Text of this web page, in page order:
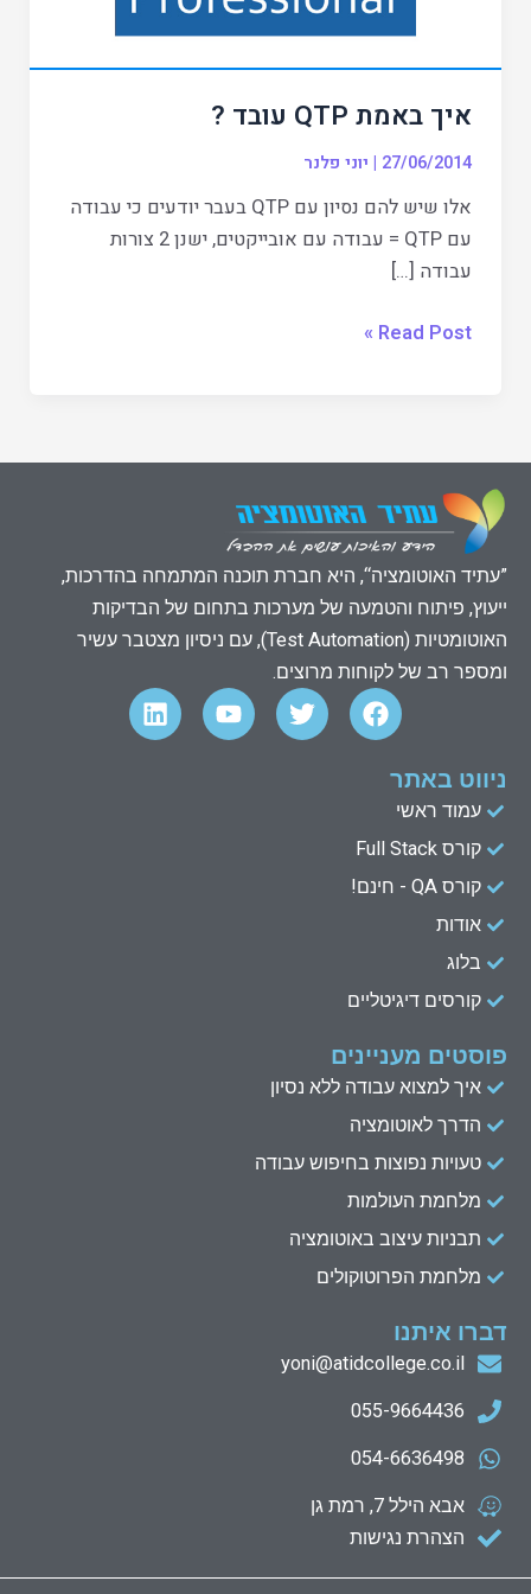
איך באמת QTP עובד ?
27/06/2014
| יוני פלנר
אלו שיש להם נסיון עם QTP בעבר יודעים כי עבודה
עם QTP = עבודה עם אובייקטים, ישנן 2 צורות
עבודה […]
Read Post »
”עתיד האוטומציה“, היא חברת תוכנה המתמחה בהדרכות,
ייעוץ, פיתוח והטמעה של מערכות בתחום של הבדיקות
האוטומטיות (Test Automation), עם ניסיון מצטבר עשיר
ומספר רב של לקוחות מרוצים.
F
a
c
o
k
T
w
i
Y
o
u
L
i
n
ניווט באתר
עמוד ראשי
קורס Full Stack
קורס QA - חינם!
אודות
בלוג
קורסים דיגיטליים
פוסטים מעניינים
איך למצוא עבודה ללא נסיון
הדרך לאוטומציה
טעויות נפוצות בחיפוש עבודה
מלחמת העולמות
תבניות עיצוב באוטומציה
מלחמת הפרוטוקולים
דברו איתנו
yoni@atidcollege.co.il
055-9664436
054-6636498
אבא הילל 7, רמת גן
הצהרת נגישות